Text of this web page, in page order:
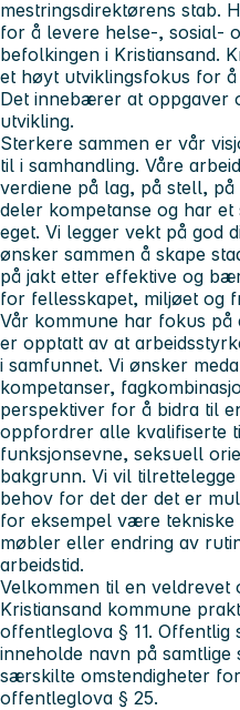
mestringsdirektørens stab.
for å levere helse-, sosial-
befolkingen i Kristiansand.
et høyt utviklingsfokus for
Det innebærer at oppgaver
utvikling.
Sterkere sammen er vår
til i samhandling. Våre
verdiene på lag, på stell, på
deler kompetanse og har
eget. Vi legger vekt på god
ønsker sammen å skape
på jakt etter effektive og
for fellesskapet, miljøet og
Vår kommune har fokus på
er opptatt av at
i samfunnet. Vi ønsker
kompetanser,
perspektiver for å bidra til
oppfordrer alle kvalifiserte
funksjonsevne, seksuell
bakgrunn. Vi vil
behov for det der det er
for eksempel være tekniske
møbler eller endring av
arbeidstid.
Velkommen til en veldrevet
Kristiansand kommune
offentleglova § 11.
inneholde navn på samtlige
særskilte omstendigheter
offentleglova § 25.